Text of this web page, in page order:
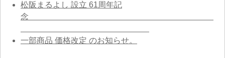
松阪まるよし 設立 61周年記
念
一部商品 価格改定 のお知らせ。